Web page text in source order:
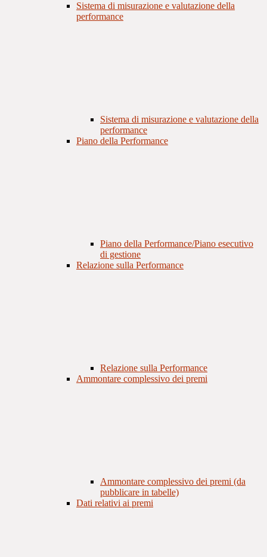
Sistema di misurazione e valutazione della
performance
Sistema di misurazione e valutazione della
performance
Piano della Performance
Piano della Performance/Piano esecutivo
di gestione
Relazione sulla Performance
Relazione sulla Performance
Ammontare complessivo dei premi
Ammontare complessivo dei premi (da
pubblicare in tabelle)
Dati relativi ai premi